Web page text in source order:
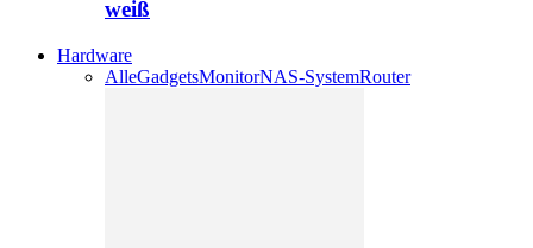
weiß
Hardware
AlleGadgetsMonitorNAS-SystemRouter